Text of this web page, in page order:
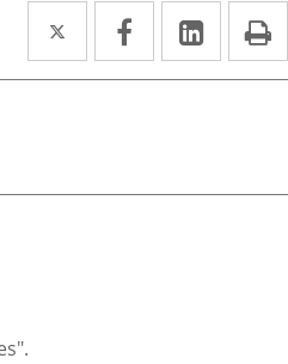
Twitter
Enlace
a
externa.
Facebook
Enlace
a
externa.
Enlace
a